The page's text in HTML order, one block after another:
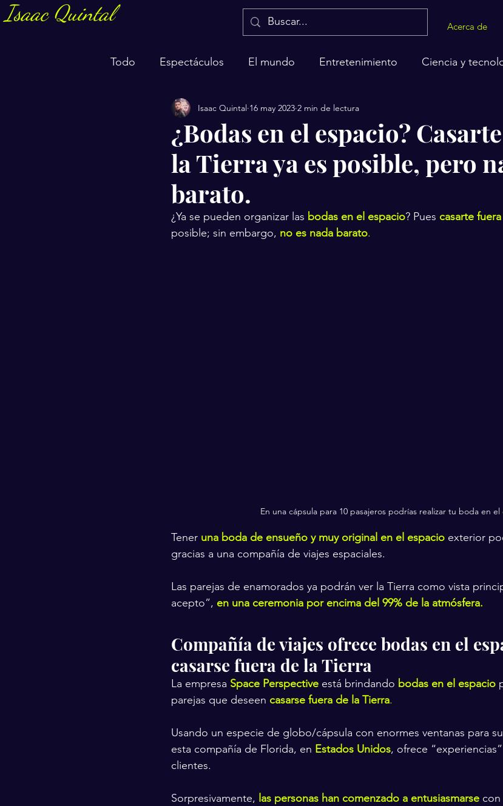
Isaac Quintal
Acerca de
Todo Espectáculos El mundo Entretenimiento Ciencia y
Marketing y negocios Salud
¿Bodas en el espacio?
la Tierra ya es posible, pero
barato.
Isaac Quintal 16 may 2023 2 min de lectura
¿Ya se pueden organizar las bodas en el espacio? Pues casarte
posible; sin embargo, no es nada barato.
En una cápsula para 10 pasajeros podrías realizar tu boda en el
Tener una boda de ensueño y muy original en el espacio exterior
gracias a una compañía de viajes espaciales.
Las parejas de enamorados ya podrán ver la Tierra como vista
acepto”, en una ceremonia por encima del 99% de la atmósfera.
Compañía de viajes ofrece bodas en el
casarse fuera de la Tierra
La empresa Space Perspective está brindando bodas en el espacio
parejas que deseen casarse fuera de la Tierra.
Usando un especie de globo/cápsula con enormes ventanas para
esta compañía de Florida, en Estados Unidos, ofrece
clientes.
Sorpresivamente, las personas han comenzado a entusiasmarse con